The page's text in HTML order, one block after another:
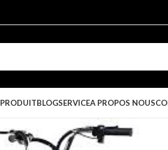
PRODUITBLOGSERVICEA PROPOS NOUS